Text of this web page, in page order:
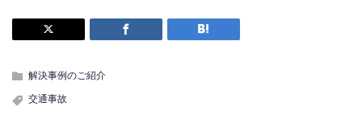
解決事例のご紹介
交通事故